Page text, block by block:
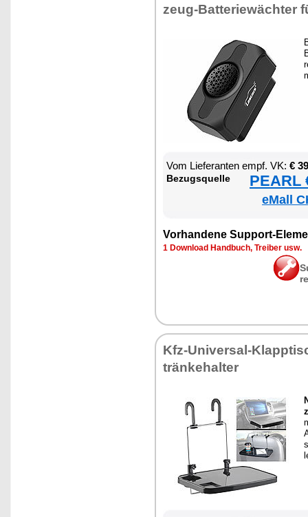
zeug-Bat­te­rie­wäch­ter
Vom Lie­fe­ran­ten empf. VK: €
Be­zugs­quel­le PEARL
eMall
Vor­han­de­ne Sup­port-
1 Down­load Hand­buch, Trei­ber usw.
Kfz-Uni­ver­sal-
trän­ke­hal­ter